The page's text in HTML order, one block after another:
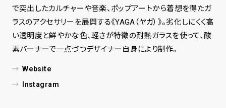
で突出したカルチャーや音楽、ポップアートから着想を得たガ
ラスのアクセサリーを展開する《YAGA（ヤガ）》。劣化しにくく高
い透明度と鮮やかな色、軽さが特徴の耐熱ガラスを使って、酸
素バーナーで一点づつデザイナー自身により制作。
Website
Instagram